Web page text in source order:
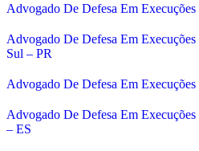
Advogado De Defesa Em
Advogado De Defesa Em
Sul – PR
Advogado De Defesa Em
Advogado De Defesa Em
– ES